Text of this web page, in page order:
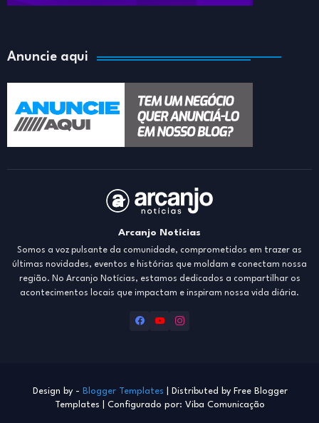
Anuncie aqui
Arcanjo Notícias
Somos a voz pulsante da comunidade, comprometidos em trazer as
últimas novidades, eventos e histórias que moldam e conectam nossa
região. No Arcanjo Notícias, estamos dedicados a compartilhar os
acontecimentos locais que impactam e inspiram nossa vida diária.
Design by - Blogger Templates | Distributed by Free Blogger
Templates | Configurado por: Viba Comunicação